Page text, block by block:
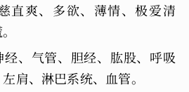
直爽、多欲、薄情、极爱清
经、气管、胆经、肱股、呼吸
肩、淋巴系统、血管。